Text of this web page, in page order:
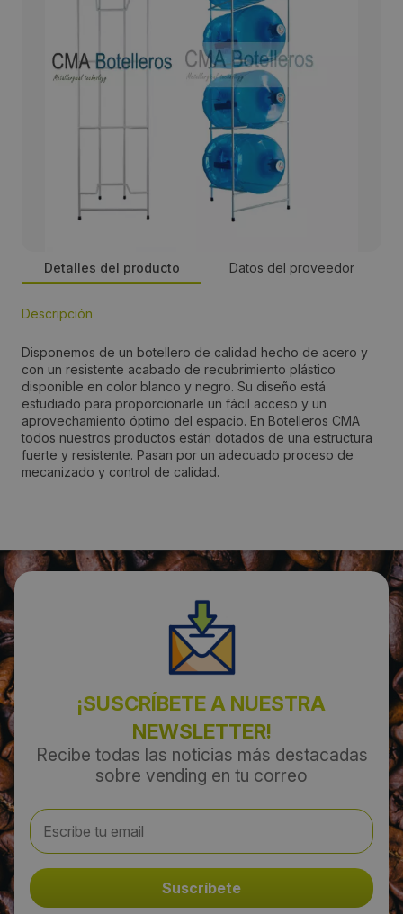
Detalles del producto Datos del proveedor
Descripción
Disponemos de un botellero de calidad hecho de acero y
con un resistente acabado de recubrimiento plástico
disponible en color blanco y negro. Su diseño está
estudiado para proporcionarle un fácil acceso y un
aprovechamiento óptimo del espacio. En Botelleros CMA
todos nuestros productos están dotados de una estructura
fuerte y resistente. Pasan por un adecuado proceso de
mecanizado y control de calidad.
Botelleros CMA
Precio:
18€
Email:
comercial@cmabotelleros.com
¡SUSCRÍBETE A NUESTRA
NEWSLETTER!
Recibe todas las noticias más destacadas
sobre vending en tu correo